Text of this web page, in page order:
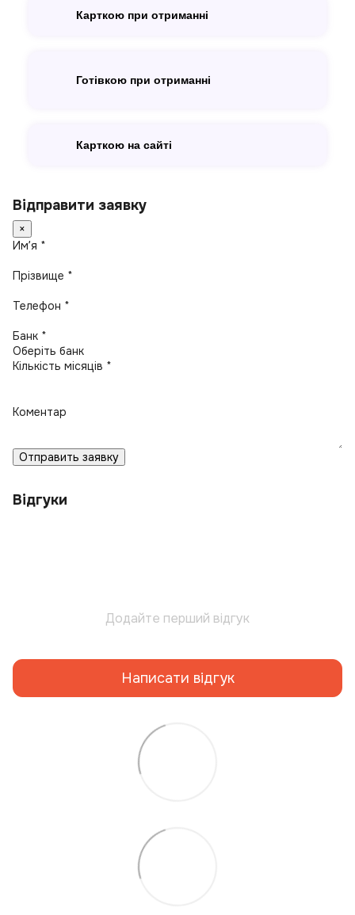
Карткою при отриманні
Готівкою при отриманні
Карткою на сайті
Відправити заявку
×
Имʼя *
Прізвище *
Телефон *
Банк *
Кількість місяців *
Коментар
Отправить заявку
Відгуки
Додайте перший відгук
Написати відгук